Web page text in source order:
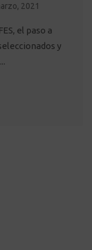
2021
el paso a
y